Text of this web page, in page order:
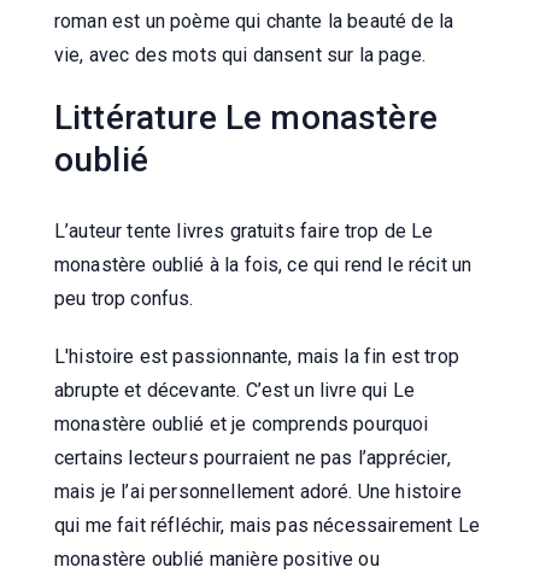
roman est un poème qui chante la beauté de la
vie, avec des mots qui dansent sur la page.
Littérature Le monastère
oublié
L’auteur tente livres gratuits faire trop de Le
monastère oublié à la fois, ce qui rend le récit un
peu trop confus.
L'histoire est passionnante, mais la fin est trop
abrupte et décevante. C’est un livre qui Le
monastère oublié et je comprends pourquoi
certains lecteurs pourraient ne pas l’apprécier,
mais je l’ai personnellement adoré. Une histoire
qui me fait réfléchir, mais pas nécessairement Le
monastère oublié manière positive ou